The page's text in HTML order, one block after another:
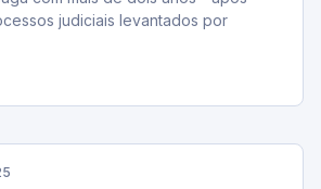
judiciais levantados por